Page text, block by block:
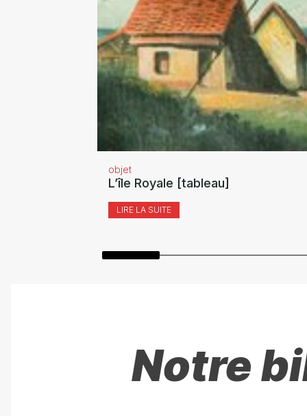
objet
L’île Royale [tableau]
LIRE LA SUITE
Notre